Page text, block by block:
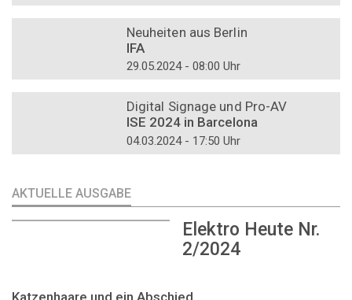
Neuheiten aus Berlin
IFA
29.05.2024 - 08:00 Uhr
Digital Signage und Pro-AV
ISE 2024 in Barcelona
04.03.2024 - 17:50 Uhr
AKTUELLE AUSGABE
Elektro Heute Nr.
2/2024
Katzenhaare und ein Abschied